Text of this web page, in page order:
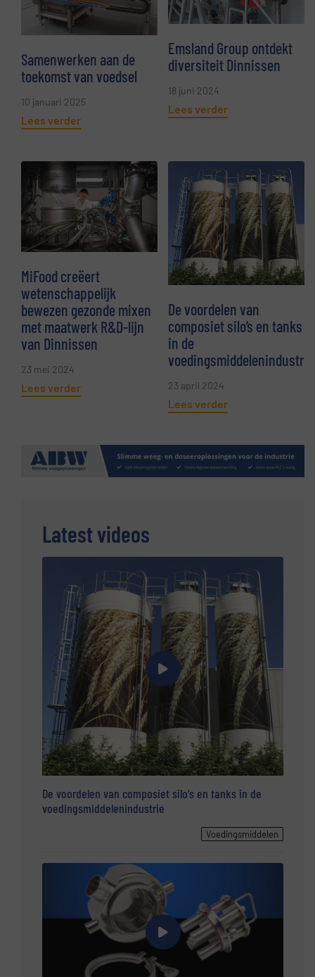
Samenwerken aan de
toekomst van voedsel
10 januari 2025
Lees verder
Emsland Group ontdekt
diversiteit Dinnissen
18 juni 2024
Lees verder
MiFood creëert
wetenschappelijk
bewezen gezonde mixen
met maatwerk R&D-lijn
van Dinnissen
23 mei 2024
Lees verder
De voordelen van
composiet silo’s en tanks
in de
voedingsmiddelenindustrie
23 april 2024
Lees verder
Latest videos
De voordelen van composiet silo’s en tanks in de
voedingsmiddelenindustrie
Voedingsmiddelen